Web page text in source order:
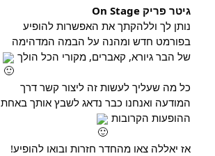
גיטר פריק On Stage
נותן לך וללהקתך את האפשרות להופיע
בפורמט חדש ומהנה על הבמה המדהימה
של הבר גיורא, קאברים, מקורי הכל הולך
כל מה שעליך לעשות זה ליצור קשר דרך
המודעה ואנחנו כבר נדאג לשבץ אותך באחת
ההופעות הקרובות
אז יאללה צאו מהחדר חזרות ובואו להופיע!